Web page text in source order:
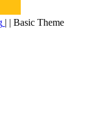
| | Basic Theme